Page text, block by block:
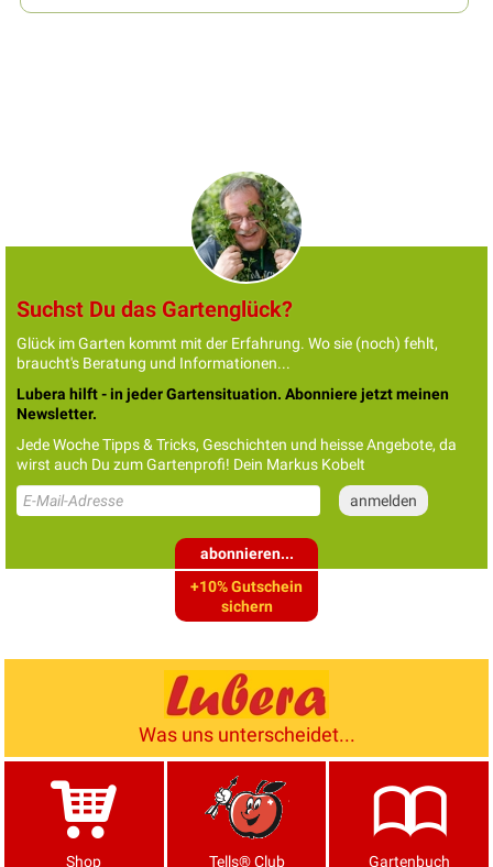
Suchst Du das Gartenglück?
Glück im Garten kommt mit der Erfahrung. Wo sie (noch) fehlt,
braucht's Beratung und Informationen...
Lubera hilft - in jeder Gartensituation. Abonniere jetzt meinen
Newsletter.
Jede Woche Tipps & Tricks, Geschichten und heisse Angebote, da
wirst auch Du zum Gartenprofi! Dein Markus Kobelt
abonnieren...
+10% Gutschein
sichern
Was uns unterscheidet...
Shop Tells® Club Gartenbuch